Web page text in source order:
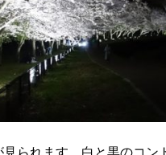
見られます。白と黒のコン